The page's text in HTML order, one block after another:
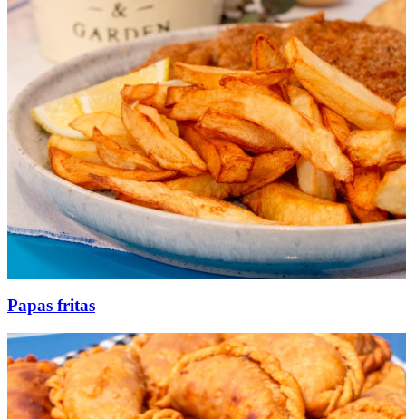
Papas fritas